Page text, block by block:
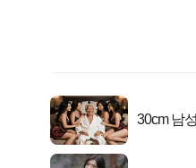
30cm 남